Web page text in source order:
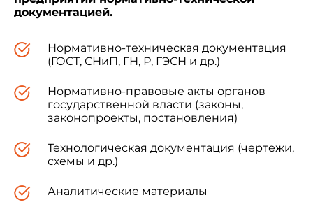
документацией.
Нормативно-техническая документация
(ГОСТ, СНиП, ГН, Р, ГЭСН и др.)
Нормативно-правовые акты органов
государственной власти (законы,
законопроекты, постановления)
Технологическая документация (чертежи,
схемы и др.)
Аналитические материалы